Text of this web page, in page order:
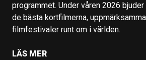
programmet. Under våren 2026 bjuder
de bästa kortfilmerna,
filmfestivaler runt om i världen.
LÄS MER